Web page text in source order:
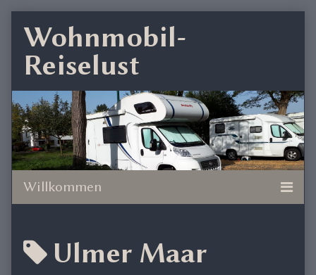
content
Wohnmobil-
Reiselust
Posts
Ulmer Maar